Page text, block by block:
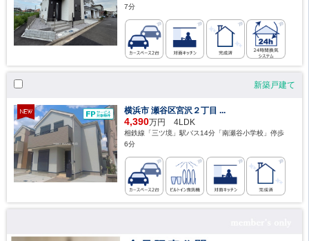
7分
新築戸建て
横浜市 瀬谷区宮沢２丁目 ...
4,390万円 4LDK
相鉄線「三ツ境」駅バス14分「南瀬谷小学校」停歩
6分